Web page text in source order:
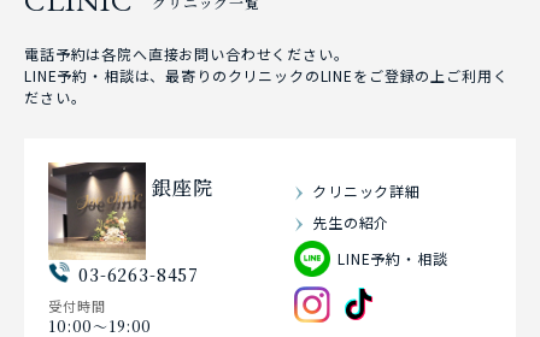
電話予約は各院へ直接お問い合わせください。
LINE予約・相談は、最寄りのクリニックのLINEをご登録の上ご利用く
ださい。
銀座院
03-6263-8457
受付時間
10:00〜19:00
クリニック詳細
先生の紹介
LINE予約・相談